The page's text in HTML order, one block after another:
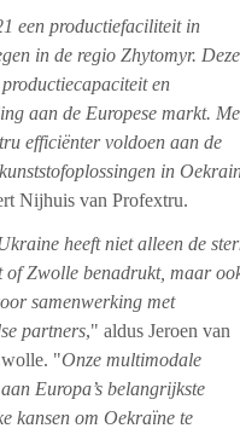
een productiefaciliteit in
in de regio Zhytomyr. Deze
en
aan de Europese markt.
efficiënter voldoen aan de
in
Nijhuis van Profextru.
heeft niet alleen de
of Zwolle benadrukt, maar
samenwerking met
partners," aldus Jeroen van
"Onze multimodale
Europa’s belangrijkste
kansen om Oekraïne te